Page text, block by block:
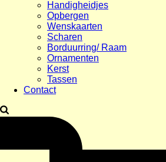
Handigheidjes
Opbergen
Wenskaarten
Scharen
Borduurring/ Raam
Ornamenten
Kerst
Tassen
Contact